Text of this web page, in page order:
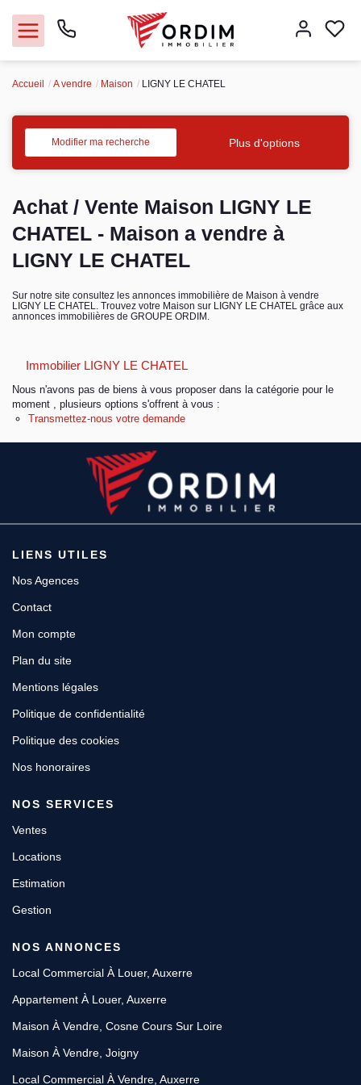
Acheter
Vendre
Immobilier pro
Faire gérer
Syndic
Espace client
Accueil A vendre Maison LIGNY LE CHATEL
Modifier ma recherche Plus d'options
Achat / Vente Maison LIGNY LE
CHATEL - Maison a vendre à
LIGNY LE CHATEL
Sur notre site consultez les annonces immobilière de Maison à vendre
LIGNY LE CHATEL. Trouvez votre Maison sur LIGNY LE CHATEL grâce aux
annonces immobilières de GROUPE ORDIM.
Immobilier LIGNY LE CHATEL
Nous n'avons pas de biens à vous proposer dans la catégorie pour le
moment , plusieurs options s'offrent à vous :
Transmettez-nous votre demande
LIENS UTILES
Nos Agences
Contact
Mon compte
Plan du site
Mentions légales
Politique de confidentialité
Politique des cookies
Nos honoraires
NOS SERVICES
Ventes
Locations
Estimation
Gestion
NOS ANNONCES
Local Commercial À Louer, Auxerre
Appartement À Louer, Auxerre
Maison À Vendre, Cosne Cours Sur Loire
Maison À Vendre, Joigny
Local Commercial À Vendre, Auxerre